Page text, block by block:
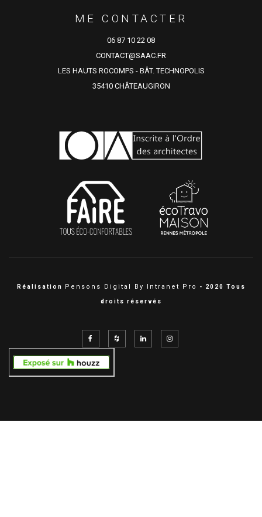
ME CONTACTER
06 87 10 22 08
CONTACT@SAAC.FR
LES HAUTS ROCOMPS - BÂT. TECHNOPOLIS
35410 CHÂTEAUGIRON
Réalisation Pensons Digital By Intranet Pro - 2020 Tous
droits réservés